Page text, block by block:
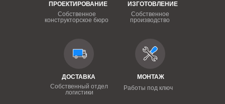
ПРОЕКТИРОВАНИЕ
Собственное
конструкторское бюро
ИЗГОТОВЛЕНИЕ
Собственное
производство
ДОСТАВКА
Собственный отдел
логистики
МОНТАЖ
Работы под ключ